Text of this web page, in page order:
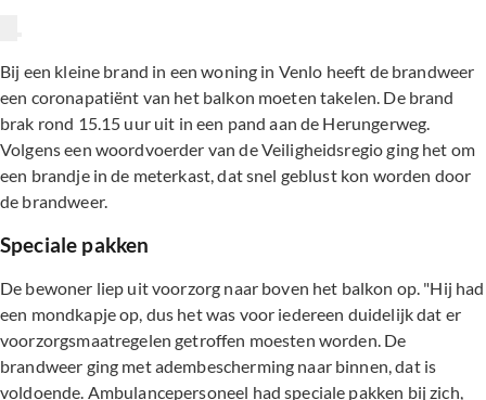
Bij een kleine brand in een woning in Venlo heeft de brandweer
een coronapatiënt van het balkon moeten takelen. De brand
brak rond 15.15 uur uit in een pand aan de Herungerweg.
Volgens een woordvoerder van de Veiligheidsregio ging het om
een brandje in de meterkast, dat snel geblust kon worden door
de brandweer.
Speciale pakken
De bewoner liep uit voorzorg naar boven het balkon op. "Hij had
een mondkapje op, dus het was voor iedereen duidelijk dat er
voorzorgsmaatregelen getroffen moesten worden. De
brandweer ging met adembescherming naar binnen, dat is
voldoende. Ambulancepersoneel had speciale pakken bij zich,